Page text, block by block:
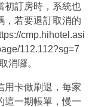
初訂房時，系統也
，若要退訂取消的
cmp.hihotel.asi
112.112?sg=7
消囉。
用卡做刷退，每家
這一期帳單，慢一